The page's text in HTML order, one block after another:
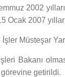
2002
Ocak 2007
Müsteşar
Bakanı
görevine getirildi.